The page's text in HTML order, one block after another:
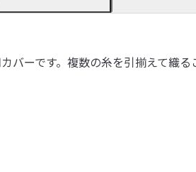
バーです。複数の糸を引揃えて織